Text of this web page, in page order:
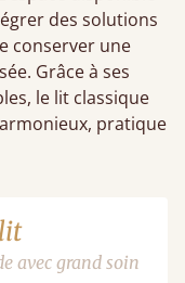
des solutions
conserver une
Grâce à ses
le lit classique
pratique
avec grand soin